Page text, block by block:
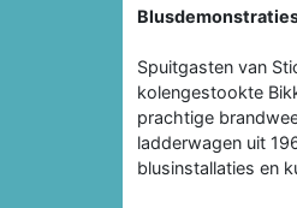
Spuitgasten van
kolengestookte
prachtige
ladderwagen uit
blusinstallaties en